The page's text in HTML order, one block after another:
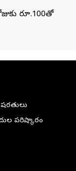
రూ.100తో
పరిష్కారం